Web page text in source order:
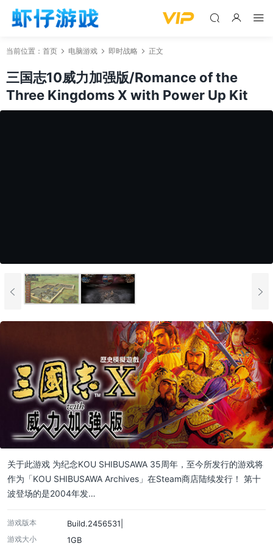
当前位置： 首页 电脑游戏 即时战略 正文
三国志10威力加强版/Romance of the
Three Kingdoms X with Power Up Kit
关于此游戏 为纪念KOU SHIBUSAWA 35周年，至今所发行的游戏将
作为「KOU SHIBUSAWA Archives」在Steam商店陆续发行！ 第十
波登场的是2004年发…
游戏版本 Build.2456531|
游戏大小 1GB